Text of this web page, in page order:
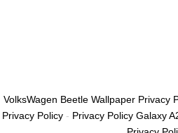
VolksWagen Beetle Wallpaper Privacy
Privacy Policy- Privacy Policy Galaxy